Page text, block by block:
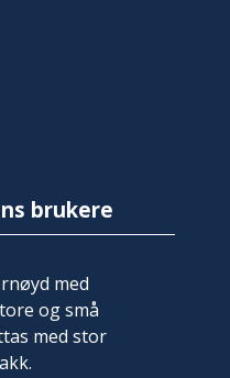
brukere
med
og små
med stor